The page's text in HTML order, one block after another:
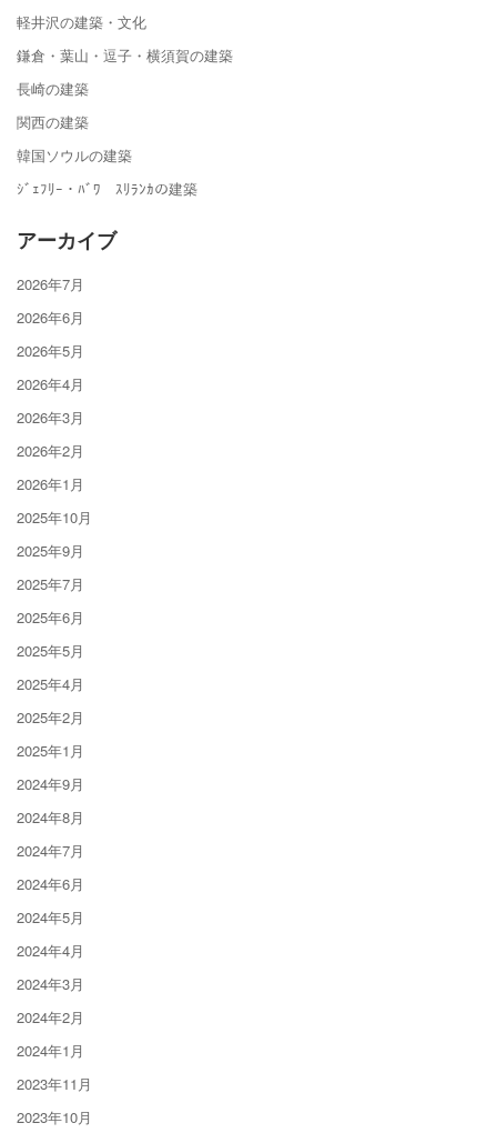
軽井沢の建築・文化
鎌倉・葉山・逗子・横須賀の建築
長崎の建築
関西の建築
韓国ソウルの建築
ｼﾞｪﾌﾘｰ・ﾊﾞﾜ ｽﾘﾗﾝｶの建築
アーカイブ
2026年7月
2026年6月
2026年5月
2026年4月
2026年3月
2026年2月
2026年1月
2025年10月
2025年9月
2025年7月
2025年6月
2025年5月
2025年4月
2025年2月
2025年1月
2024年9月
2024年8月
2024年7月
2024年6月
2024年5月
2024年4月
2024年3月
2024年2月
2024年1月
2023年11月
2023年10月